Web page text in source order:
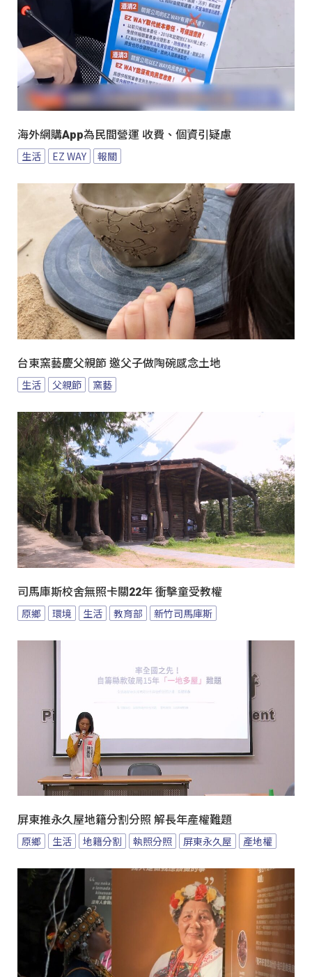
海外網購App為民間營運 收費、個資引疑慮
生活 EZ WAY 報關
台東窯藝慶父親節 邀父子做陶碗感念土地
生活 父親節 窯藝
司馬庫斯校舍無照卡關22年 衝擊童受教權
原鄉 環境 生活 教育部 新竹司馬庫斯
屏東推永久屋地籍分割分照 解長年產權難題
原鄉 生活 地籍分割 執照分照 屏東永久屋 產地權